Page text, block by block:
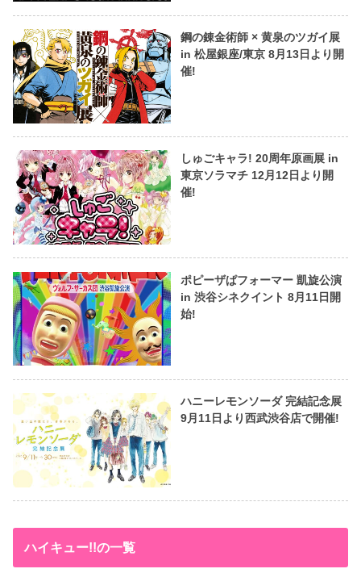
鋼の錬金術師 × 黄泉のツガイ展
in 松屋銀座/東京 8月13日より開
催!
しゅごキャラ! 20周年原画展 in
東京ソラマチ 12月12日より開
催!
ポピーザぱフォーマー 凱旋公演
in 渋谷シネクイント 8月11日開
始!
ハニーレモンソーダ 完結記念展
9月11日より西武渋谷店で開催!
ハイキュー!!の一覧